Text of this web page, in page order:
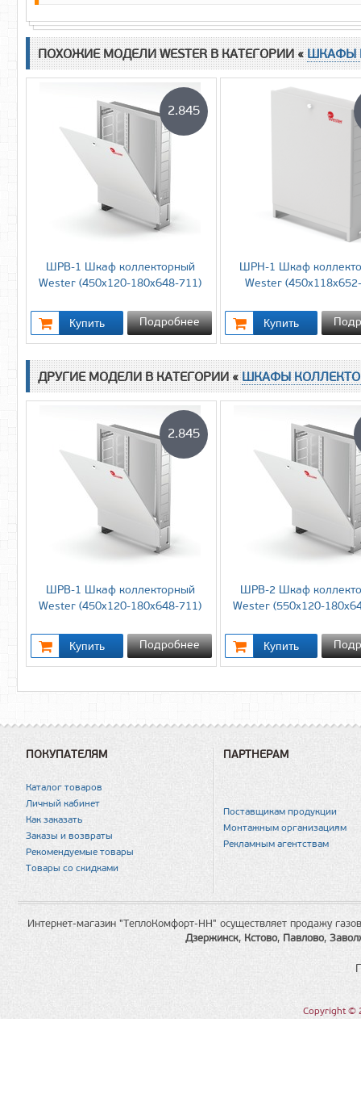
ПОХОЖИЕ МОДЕЛИ WESTER В КАТЕГОРИИ «ШКАФЫ
ШРВ-1 Шкаф коллекторный
Wester (450х120-180х648-711)
2.845
Подробнее
ШРН-1 Шкаф
Wester
ДРУГИЕ МОДЕЛИ В КАТЕГОРИИ «ШКАФЫ
ШРВ-1 Шкаф коллекторный
Wester (450х120-180х648-711)
2.845
Подробнее
ШРВ-2 Шкаф
Wester (550х120-
ПОКУПАТЕЛЯМ
Каталог товаров
Личный кабинет
Как заказать
Заказы и возвраты
Рекомендуемые товары
Товары со скидками
ПАРТНЕРАМ
Поставщикам продукции
Монтажным организациям
Рекламным агентствам
Интернет-магазин "ТеплоКомфорт-НН" осуществляет продажу
Дзержинск, Кстово, Павлово,
Copyright ©